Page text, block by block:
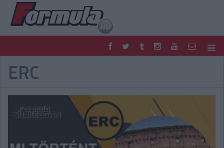
F1
FORMULA
RETRO
EGYÉB
PODCAST
SHOP
TIPPJÁTÉK
DIGITÁLIS MAGAZIN
PONTÁLLÁSOK
ERC